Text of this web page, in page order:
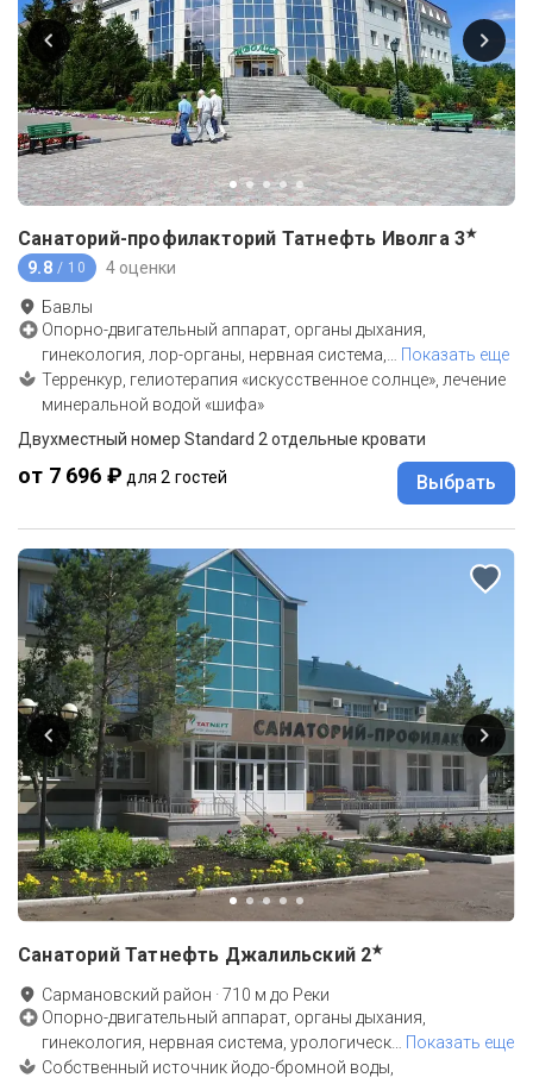
Санаторий-профилакторий Татнефть Иволга 3★
9.8 / 10 4 оценки
Бавлы
Опорно-двигательный аппарат, органы дыхания,
гинекология, лор-органы, нервная система,… Показать еще
Терренкур, гелиотерапия «искусственное солнце», лечение
минеральной водой «шифа»
Двухместный номер Standard 2 отдельные кровати
от 7 696 ₽ для 2 гостей Выбрать
Санаторий Татнефть Джалильский 2★
Сармановский район ·710 м до Реки
Опорно-двигательный аппарат, органы дыхания,
гинекология, нервная система, урологическ… Показать еще
Собственный источник йодо-бромной воды,